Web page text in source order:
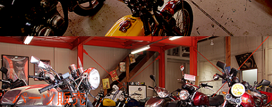
パーツ販売